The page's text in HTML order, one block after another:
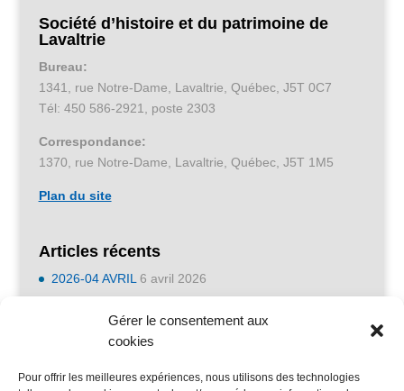
Gérer le consentement aux
cookies
Pour offrir les meilleures expériences, nous utilisons des technologies
Société d’histoire et du patrimoine de
Lavaltrie
Bureau:
1341, rue Notre-Dame, Lavaltrie, Québec, J5T 0C7
Tél: 450 586-2921, poste 2303
Correspondance:
1370, rue Notre-Dame, Lavaltrie, Québec, J5T 1M5
Plan du site
Articles récents
2026-04 AVRIL 6 avril 2026
2025-11 NOVEMBRE
2023-04 AVRIL
1 avril 2023